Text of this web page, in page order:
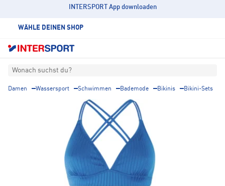
INTERSPORT App downloaden
WÄHLE DEINEN SHOP
Wonach suchst du?
Damen Wassersport Schwimmen Bademode Bikinis Bikini-Sets